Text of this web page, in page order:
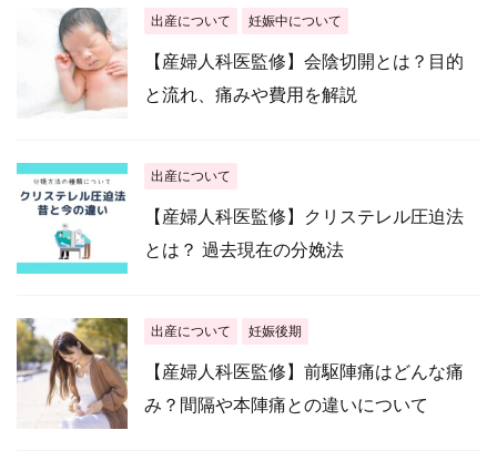
出産について 妊娠中について
【産婦人科医監修】会陰切開とは？目的
と流れ、痛みや費用を解説
出産について
【産婦人科医監修】クリステレル圧迫法
とは？ 過去現在の分娩法
出産について 妊娠後期
【産婦人科医監修】前駆陣痛はどんな痛
み？間隔や本陣痛との違いについて